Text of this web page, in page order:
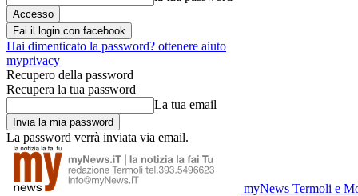
Fai il login con facebook
Hai dimenticato la password? ottenere aiuto
myprivacy
Recupero della password
Recupera la tua password
La tua email
La password verrà inviata via email.
myNews Termoli e